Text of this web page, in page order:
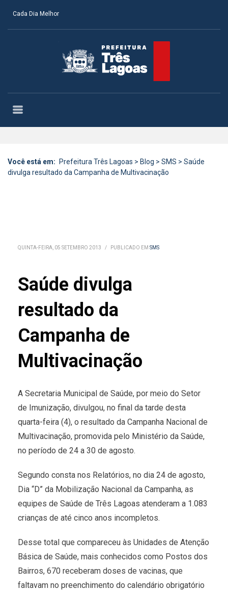
Cada Dia Melhor
Você está em: Prefeitura Três Lagoas > Blog > SMS > Saúde
divulga resultado da Campanha de Multivacinação
QUINTA-FEIRA, 05 SETEMBRO 2013 / PUBLICADO EM SMS
Saúde divulga
resultado da
Campanha de
Multivacinação
A Secretaria Municipal de Saúde, por meio do Setor
de Imunização, divulgou, no final da tarde desta
quarta-feira (4), o resultado da Campanha Nacional de
Multivacinação, promovida pelo Ministério da Saúde,
no período de 24 a 30 de agosto.
Segundo consta nos Relatórios, no dia 24 de agosto,
Dia “D” da Mobilização Nacional da Campanha, as
equipes de Saúde de Três Lagoas atenderam a 1.083
crianças de até cinco anos incompletos.
Desse total que compareceu às Unidades de Atenção
Básica de Saúde, mais conhecidos como Postos dos
Bairros, 670 receberam doses de vacinas, que
faltavam no preenchimento do calendário obrigatório